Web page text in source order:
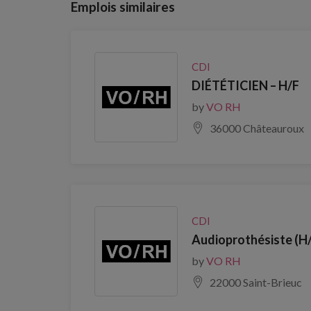
Emplois similaires
CDI
DIÉTÉTICIEN – H/F
byVO RH
36000 Châteauroux
CDI
Audioprothésiste
byVO RH
22000 Saint-Brieuc